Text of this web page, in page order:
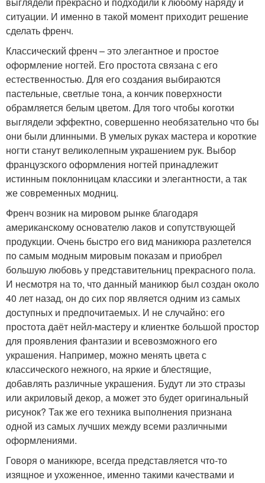
ситуации. И именно в такой момент приходит решение
сделать френч.
Классический френч – это элегантное и простое
оформление ногтей. Его простота связана с его
естественностью. Для его создания выбираются
пастельные, светлые тона, а кончик поверхности
обрамляется белым цветом. Для того чтобы коготки
выглядели эффектно, совершенно необязательно что бы
они были длинными. В умелых руках мастера и короткие
ногти станут великолепным украшением рук. Выбор
французского оформления ногтей принадлежит
истинным поклонницам классики и элегантности, а так
же современных модниц.
Френч возник на мировом рынке благодаря
американскому основателю лаков и сопутствующей
продукции. Очень быстро его вид маникюра разлетелся
по самым модным мировым показам и приобрел
большую любовь у представительниц прекрасного пола.
И несмотря на то, что данный маникюр был создан около
40 лет назад, он до сих пор является одним из самых
доступных и предпочитаемых. И не случайно: его
простота даёт нейл-мастеру и клиентке большой простор
для проявления фантазии и всевозможного его
украшения. Например, можно менять цвета с
классического нежного, на яркие и блестящие,
добавлять различные украшения. Будут ли это стразы
или акриловый декор, а может это будет оригинальный
рисунок? Так же его техника выполнения признана
одной из самых лучших между всеми различными
оформлениями.
Говоря о маникюре, всегда представляется что-то
изящное и ухоженное, именно такими качествами и